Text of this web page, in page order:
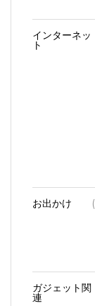
インターネッ
ト
お出かけ
ガジェット関
連